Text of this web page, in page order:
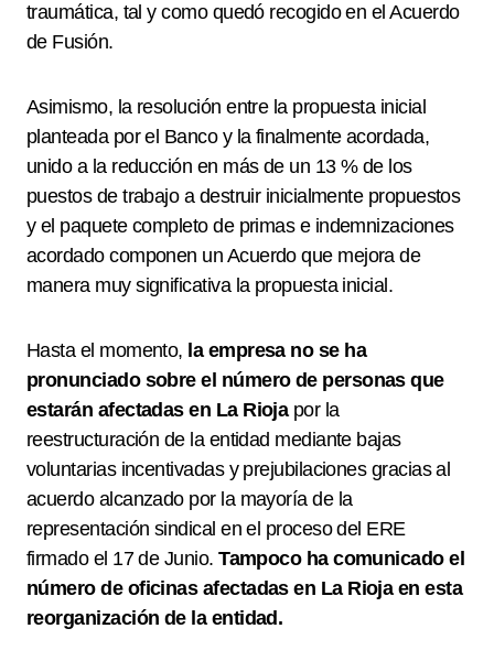
traumática, tal y como quedó recogido en el Acuerdo
de Fusión.
Asimismo, la resolución entre la propuesta inicial
planteada por el Banco y la finalmente acordada,
unido a la reducción en más de un 13 % de los
puestos de trabajo a destruir inicialmente propuestos
y el paquete completo de primas e indemnizaciones
acordado componen un Acuerdo que mejora de
manera muy significativa la propuesta inicial.
Hasta el momento, la empresa no se ha
pronunciado sobre el número de personas que
estarán afectadas en La Riojapor la
reestructuración de la entidad mediante bajas
voluntarias incentivadas y prejubilaciones gracias al
acuerdo alcanzado por la mayoría de la
representación sindical en el proceso del ERE
firmado el 17 de Junio.Tampoco ha comunicado el
número de oficinas afectadas en La Rioja en esta
reorganización de la entidad.